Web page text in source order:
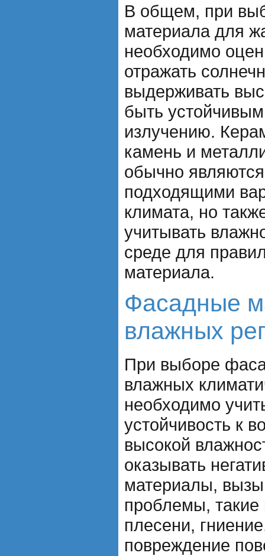
В общем, при
материала для
необходимо
отражать
выдерживать
быть
излучению.
камень и
обычно
подходящими
климата, но
учитывать
среде для
материала.
Фасадные
влажных
При выборе
влажных
необходимо
устойчивость к
высокой
оказывать
материалы,
проблемы, такие
плесени,
повреждение